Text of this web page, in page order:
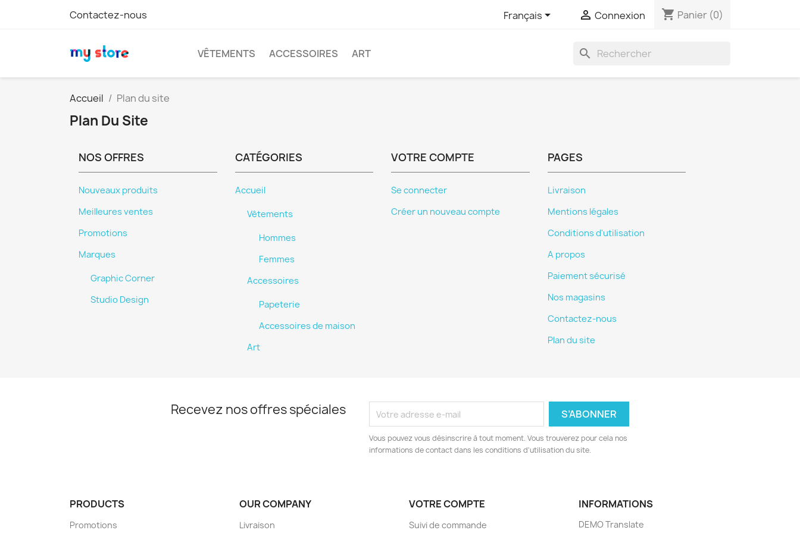
Contactez-nous Français  Connexion shopping_cart Panier (0)
VÊTEMENTS ACCESSOIRES ART search
Accueil Plan du site
Plan Du Site
NOS OFFRES
Nouveaux produits
Meilleures ventes
Promotions
Marques
Graphic Corner
Studio Design
CATÉGORIES
Accueil
Vêtements
Hommes
Femmes
Accessoires
Papeterie
Accessoires de maison
Art
VOTRE COMPTE
Se connecter
Créer un nouveau compte
PAGES
Livraison
Mentions légales
Conditions d'utilisation
A propos
Paiement sécurisé
Nos magasins
Contactez-nous
Plan du site
Recevez nos offres spéciales
Vous pouvez vous désinscrire à tout moment. Vous trouverez pour cela nos
informations de contact dans les conditions d'utilisation du site.
PRODUCTS
Promotions
OUR COMPANY
Livraison
VOTRE COMPTE
Suivi de commande
INFORMATIONS
DEMO Translate